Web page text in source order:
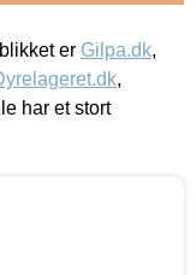
er Gilpa.dk,
,
har et stort